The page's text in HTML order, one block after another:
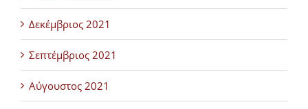
Δεκέμβριος 2021
Σεπτέμβριος 2021
Αύγουστος 2021